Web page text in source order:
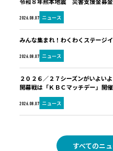
2026.08.07 ニュース
2026.08.07 ニュース
みんな集まれ！わくわくステージ
2026.08.07 ニュース
２０２６／２７シーズンがいよい
開幕戦は「ＫＢＣマッチデー」開催
すべてのニ